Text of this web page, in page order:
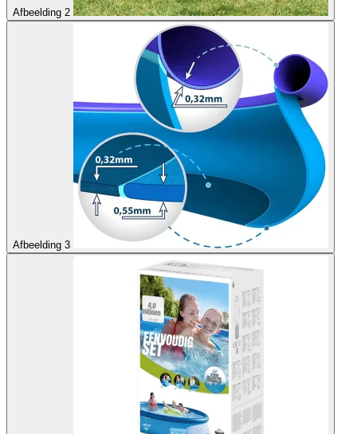
Afbeelding 2
Afbeelding 3